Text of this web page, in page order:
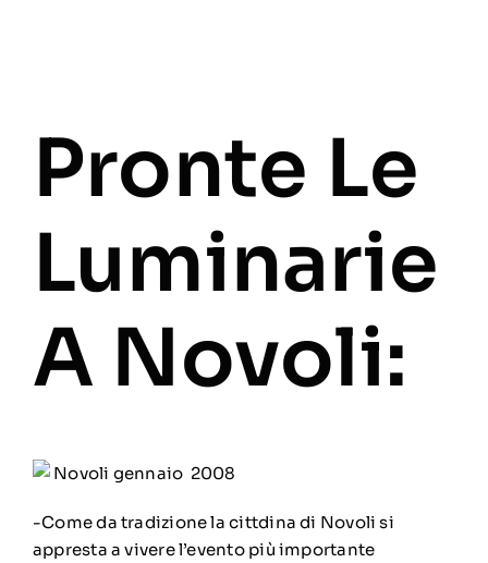
Pronte Le
Luminarie
A Novoli:
Novoli gennaio 2008
-Come da tradizione la cittdina di Novoli si
appresta a vivere l’evento più importante